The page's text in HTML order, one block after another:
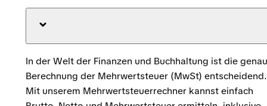
In der Welt der Finanzen und Buchhaltung ist die
Berechnung der Mehrwertsteuer (MwSt) entscheidend.
Mit unserem Mehrwertsteuerrechner kannst einfach